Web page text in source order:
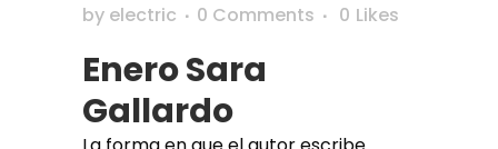
by electric 0 Comments 0 Likes
Enero Sara
Gallardo